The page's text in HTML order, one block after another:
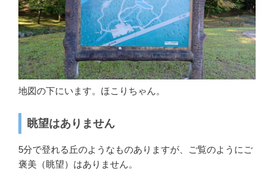
地図の下にいます。ほこりちゃん。
眺望はありません
5分で登れる丘のようなものありますが、ご覧のようにご